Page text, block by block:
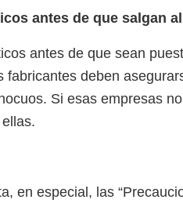
antes de que salgan
antes de que sean
deben
Si esas empresas
en especial, las